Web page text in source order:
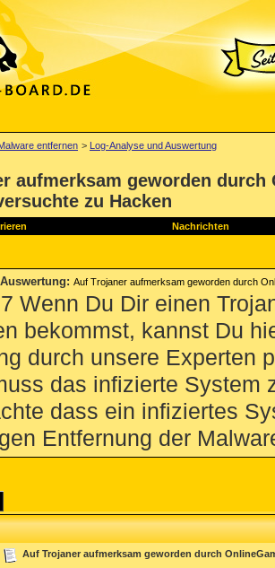
entfernen > Log-Analyse und Auswertung
aufmerksam geworden durch
zu Hacken
Nachrichten
: Auf Trojaner aufmerksam geworden durch
Wenn Du Dir einen
bekommst, kannst Du
durch unsere Experten
das infizierte System
dass ein infiziertes
Entfernung der
Auf Trojaner aufmerksam geworden durch